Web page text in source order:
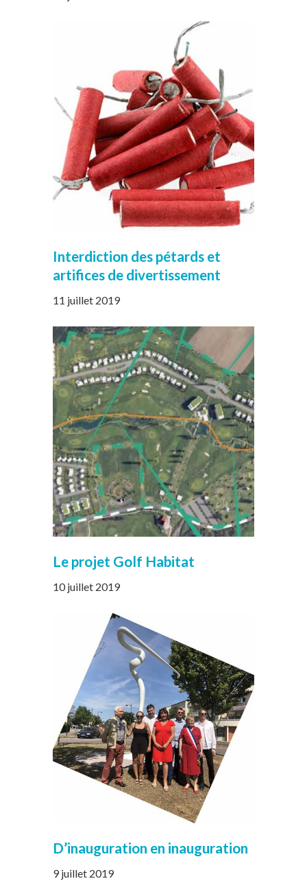
Interdiction des pétards et
artifices de divertissement
11 juillet 2019
Le projet Golf Habitat
10 juillet 2019
D’inauguration en inauguration
9 juillet 2019